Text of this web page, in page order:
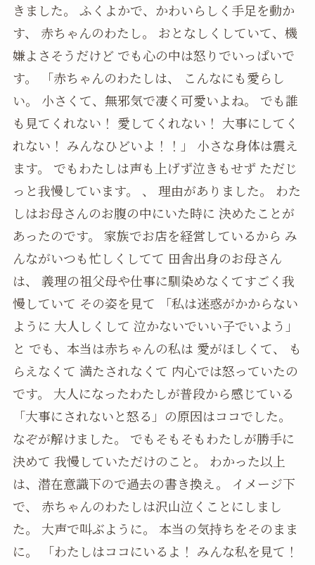
きました。 ふくよかで、かわいらしく手足を動か
す、 赤ちゃんのわたし。 おとなしくしていて、機
嫌よさそうだけど でも心の中は怒りでいっぱいで
す。 「赤ちゃんのわたしは、 こんなにも愛らし
い。 小さくて、無邪気で凄く可愛いよね。 でも誰
も見てくれない！ 愛してくれない！ 大事にしてく
れない！ みんなひどいよ！！」 小さな身体は震え
ます。 でもわたしは声も上げず泣きもせず ただじ
っと我慢しています。 、 理由がありました。 わた
しはお母さんのお腹の中にいた時に 決めたことが
あったのです。 家族でお店を経営しているから み
んながいつも忙しくしてて 田舎出身のお母さん
は、 義理の祖父母や仕事に馴染めなくてすごく我
慢していて その姿を見て 「私は迷惑がかからない
ように 大人しくして 泣かないでいい子でいよう」
と でも、本当は赤ちゃんの私は 愛がほしくて、 も
らえなくて 満たされなくて 内心では怒っていたの
です。 大人になったわたしが普段から感じている
「大事にされないと怒る」の原因はココでした。
なぞが解けました。 でもそもそもわたしが勝手に
決めて 我慢していただけのこと。 わかった以上
は、潜在意識下ので過去の書き換え。 イメージ下
で、 赤ちゃんのわたしは沢山泣くことにしまし
た。 大声で叫ぶように。 本当の気持ちをそのまま
に。 「わたしはココにいるよ！ みんな私を見て！